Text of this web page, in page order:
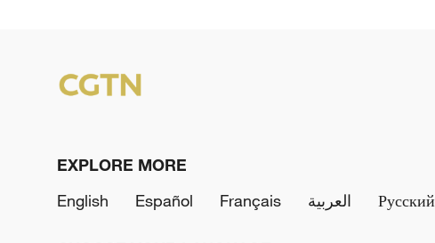
EXPLORE MORE
English
Español Français العربية Русский